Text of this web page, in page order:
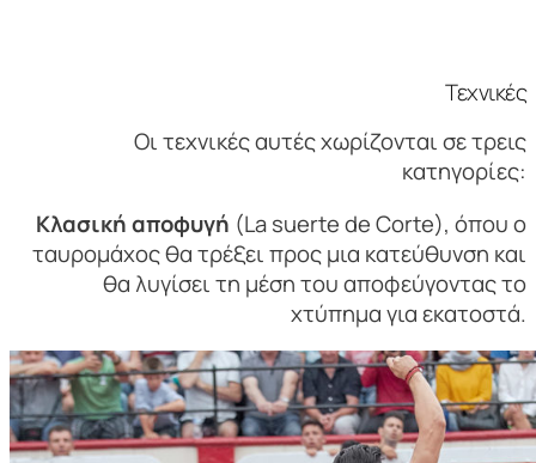
Τεχνικές
Οι τεχνικές αυτές χωρίζονται σε τρεις
κατηγορίες:
Κλασική αποφυγή (La suerte de Corte), όπου ο
ταυρομάχος θα τρέξει προς μια κατεύθυνση και
θα λυγίσει τη μέση του αποφεύγοντας το
χτύπημα για εκατοστά.